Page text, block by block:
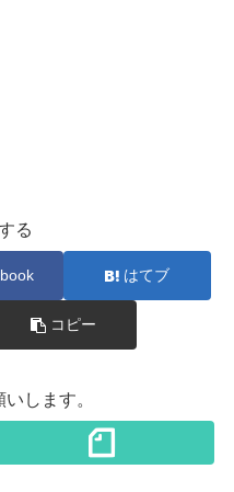
る
はてブ
コピー
します。